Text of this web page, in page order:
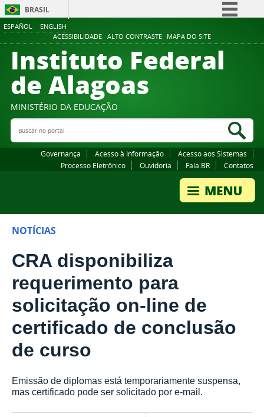
ESPAÑOL ENGLISH
ACESSIBILIDADE ALTO CONTRASTE MAPA DO SITE
BRASIL
Comunica BR
Participe
Canais
Instituto Federal
de Alagoas
MINISTÉRIO DA EDUCAÇÃO
Buscar no portal
Governança Acesso à Informação
Acesso aos Sistemas
Processo Eletrônico
Ouvidoria Fala.BR Contatos
NOTÍCIAS
CRA disponibiliza
requerimento para
solicitação on-line de
certificado de conclusão
de curso
Emissão de diplomas está temporariamente suspensa,
mas certificado pode ser solicitado por e-mail.